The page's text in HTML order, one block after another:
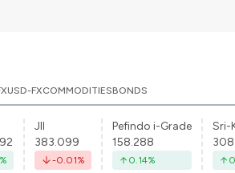
USD-FXCOMMODITIESBONDS
%
JII
383.099
-0.01%
Pefindo i-Grade
158.288
0.14%
Sri-